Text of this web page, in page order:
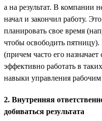
а на результат. В компании
начал и закончил работу.
планировать свое время
чтобы освободить пятницу).
(причем часто его
эффективно работать в
навыки управления
2. Внутренняя
добиваться результата